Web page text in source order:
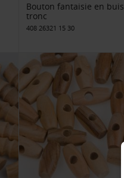
Bouton fantaisie en buis
tronc
408 26321 15 30